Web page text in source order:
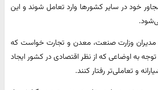
خود در سایر کشورها وارد تعامل شوند و این
مدیران وزارت صنعت، معدن و تجارت خواست که
به اوضاعی که از نظر اقتصادی در کشور ایجاد
و تعاملی‌تر رفتار کنند.